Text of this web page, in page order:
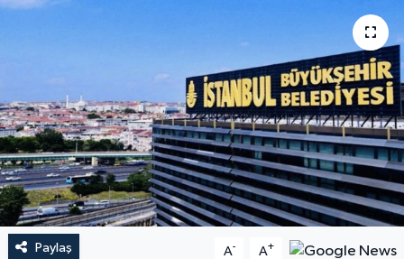
Paylaş A- A+